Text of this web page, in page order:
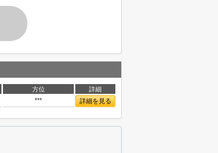
方位
詳細
*** 詳細を見る